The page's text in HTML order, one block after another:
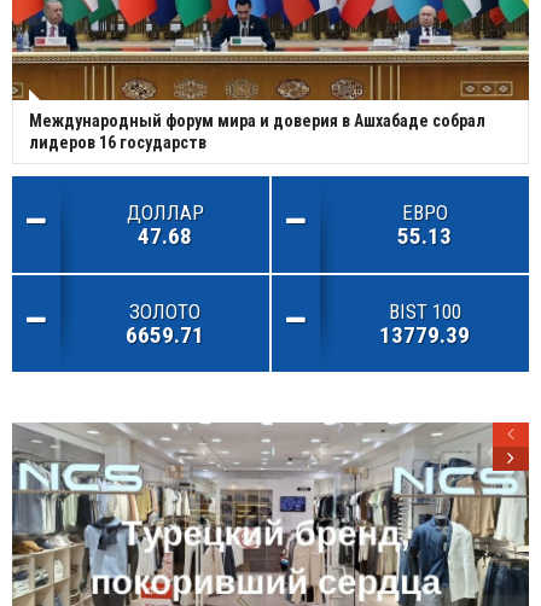
Международный форум мира и доверия в Ашхабаде собрал
лидеров 16 государств
ДОЛЛАР
47.68
ЕВРО
55.13
ЗОЛОТО
6659.71
BIST 100
13779.39